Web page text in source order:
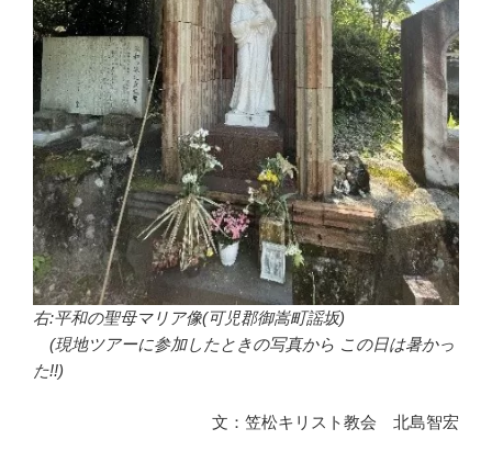
右:平和の聖母マリア像(可児郡御嵩町謡坂)
(現地ツアーに参加したときの写真から この日は暑かっ
た!!)
文：笠松キリスト教会 北島智宏